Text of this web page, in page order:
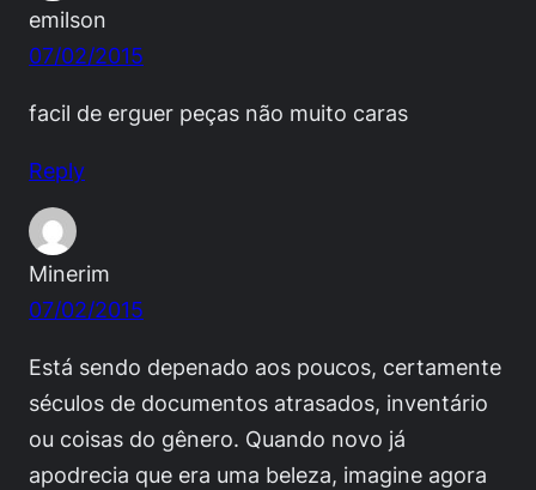
emilson
07/02/2015
facil de erguer peças não muito caras
Reply
Minerim
07/02/2015
Está sendo depenado aos poucos, certamente
séculos de documentos atrasados, inventário
ou coisas do gênero. Quando novo já
apodrecia que era uma beleza, imagine agora